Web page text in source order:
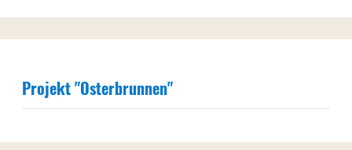
Projekt "Osterbrunnen"